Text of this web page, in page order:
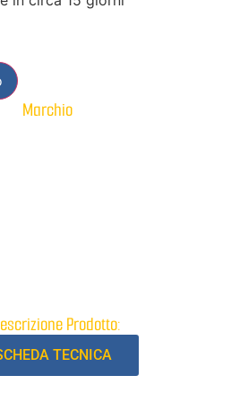
Marchio
Prodotto:
TECNICA